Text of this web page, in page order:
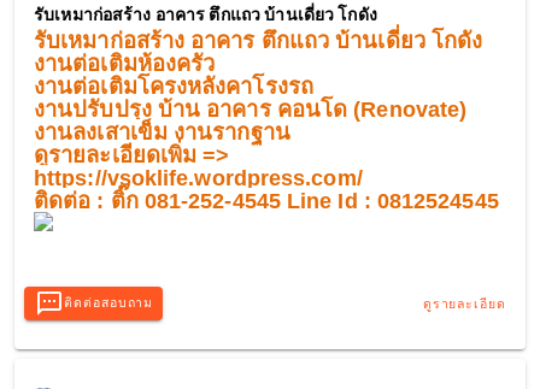
รับเหมาก่อสร้าง อาคาร ตึกแถว บ้านเดี่ยว โกดัง
รับเหมาก่อสร้าง อาคาร ตึกแถว บ้านเดี่ยว โกดัง
งานต่อเติมห้องครัว
งานต่อเติมโครงหลังคาโรงรถ
งานปรับปรุง บ้าน อาคาร คอนโด (Renovate)
งานลงเสาเข็ม งานรากฐาน
ดูรายละเอียดเพิ่ม =>
https://vsoklife.wordpress.com/
ติดต่อ : ติ๊ก 081-252-4545 Line Id : 0812524545
ติดต่อสอบถาม ดูรายละเอียด